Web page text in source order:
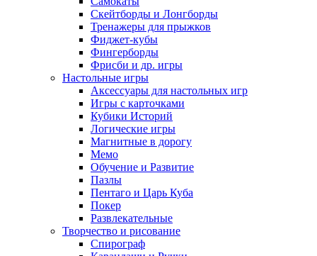
Скейтборды и Лонгборды
Тренажеры для прыжков
Фиджет-кубы
Фингерборды
Фрисби и др. игры
Настольные игры
Аксессуары для настольных игр
Игры с карточками
Кубики Историй
Логические игры
Магнитные в дорогу
Мемо
Обучение и Развитие
Пазлы
Пентаго и Царь Куба
Покер
Развлекательные
Творчество и рисование
Спирограф